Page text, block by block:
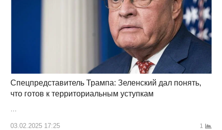
Спецпредставитель Трампа: Зеленский дал понять,
что готов к территориальным уступкам
03.02.2025 17:25 1